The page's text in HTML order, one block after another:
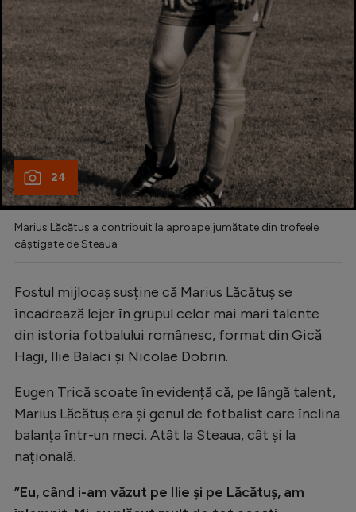
24
Marius Lăcătuș a contribuit la aproape jumătate din trofeele
câștigate de Steaua
Fostul mijlocaș susține că Marius Lăcătuș se
încadrează lejer în grupul celor mai mari talente
din istoria fotbalului românesc, format din Gică
Hagi, Ilie Balaci și Nicolae Dobrin.
Eugen Trică scoate în evidență că, pe lângă talent,
Marius Lăcătuș era și genul de fotbalist care înclina
balanța într-un meci. Atât la Steaua, cât și la
națională.
”Eu, când i-am văzut pe Ilie și pe Lăcătuș, am